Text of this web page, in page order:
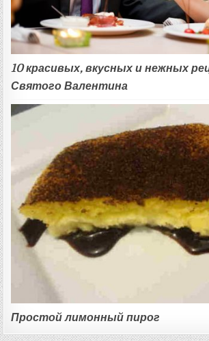
10 красивых, вкусных и нежных
Святого Валентина
Простой лимонный пирог